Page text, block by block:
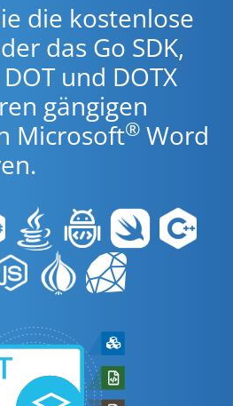
die kostenlose
das Go SDK,
und DOTX
gängigen
Microsoft® Word